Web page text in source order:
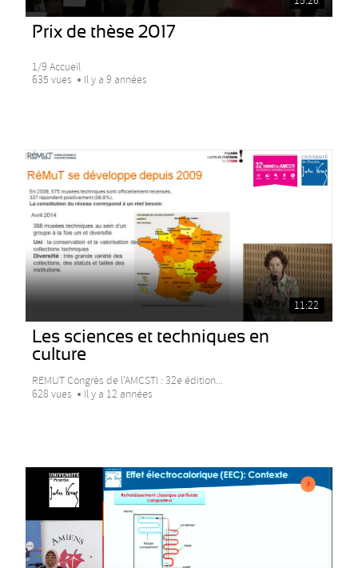
Prix de thèse 2017
1/9 Accueil
635 vues
Il y a 9 années
11:22
Les sciences et techniques en
culture
REMUT Congrès de l’AMCSTI : 32e édition...
628 vues
Il y a 12 années